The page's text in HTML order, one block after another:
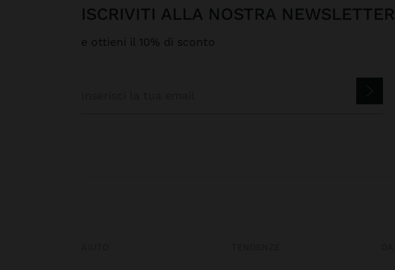
ISCRIVITI ALLA NOSTRA NEWSLETTER
e ottieni il 10% di sconto